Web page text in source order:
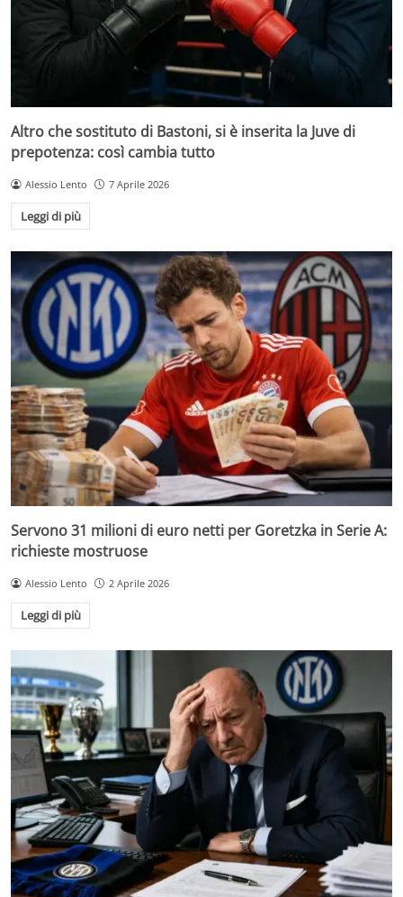
Altro che sostituto di Bastoni, si è inserita la Juve di
prepotenza: così cambia tutto
Alessio Lento 7 Aprile 2026
Leggi di più
Servono 31 milioni di euro netti per Goretzka in Serie A:
richieste mostruose
Alessio Lento 2 Aprile 2026
Leggi di più